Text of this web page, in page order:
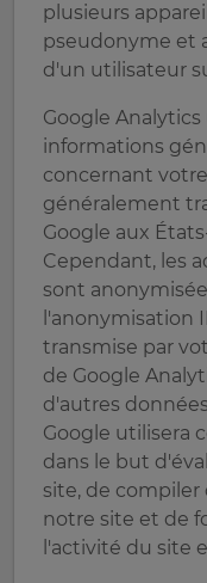
plusieurs
pseudonyme et
d'un utilisateur
Google Analytics
informations
concernant
généralement
Google aux
Cependant, les
sont
l'anonymisation
transmise par
de Google
d'autres
Google utilisera
dans le but
site, de compiler
notre site et de
l'activité du site